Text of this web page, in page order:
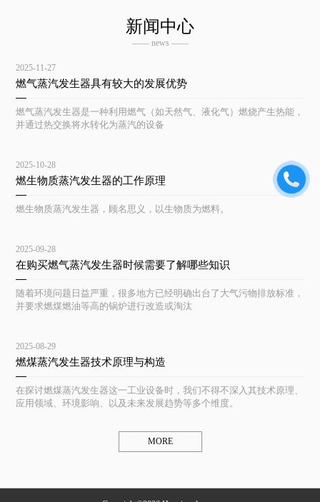
新闻中心
—— news ——
2025-11-27
燃气蒸汽发生器具有较大的发展优势
燃气蒸汽发生器是一种利用燃气（如天然气、液化气）燃烧产生热能，
并通过热交换将水转化为蒸汽的设备
2025-10-28
燃生物质蒸汽发生器的工作原理
燃生物质蒸汽发生器，顾名思义，以生物质为燃料。
2025-09-28
在购买燃气蒸汽发生器时候需要了解哪些知识
随着环境问题日益严重，很多地方已经明确出台了大气污物排放标准，
并要求燃煤燃油等高的锅炉进行改造或淘汰
2025-08-29
燃煤蒸汽发生器技术原理与构造
在探讨燃煤蒸汽发生器这一工业设备时，我们不得不深入其技术原理、
应用领域、环境影响、以及未来发展趋势等多个维度。
MORE